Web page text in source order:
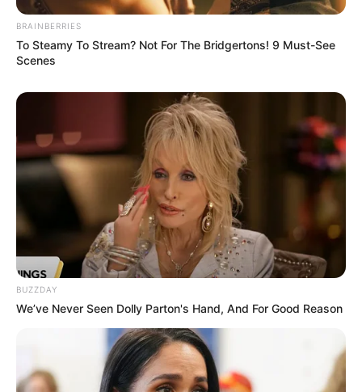
BRAINBERRIES
To Steamy To Stream? Not For The Bridgertons! 9 Must-See
Scenes
BUZZDAY
We’ve Never Seen Dolly Parton's Hand, And For Good Reason